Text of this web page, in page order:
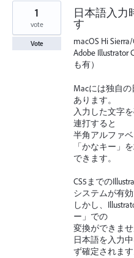
日本語入力
す
macOS Hi
Adobe Illustrator
も有）
Macには独自
あります。
入力した文字
連打すると
半角アルファ
「かなキー」
できます。
CS5までの
システムが有効
しかし、
ー」での
変換ができませ
日本語を入力
ず確定されます
1
vote
Vote